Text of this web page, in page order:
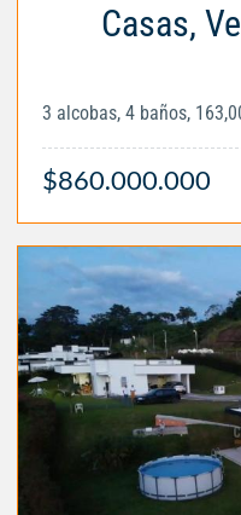
Casas,
3 alcobas, 4 baños,
$860.000.000